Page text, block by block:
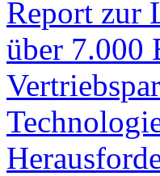
Report zur
über 7.000